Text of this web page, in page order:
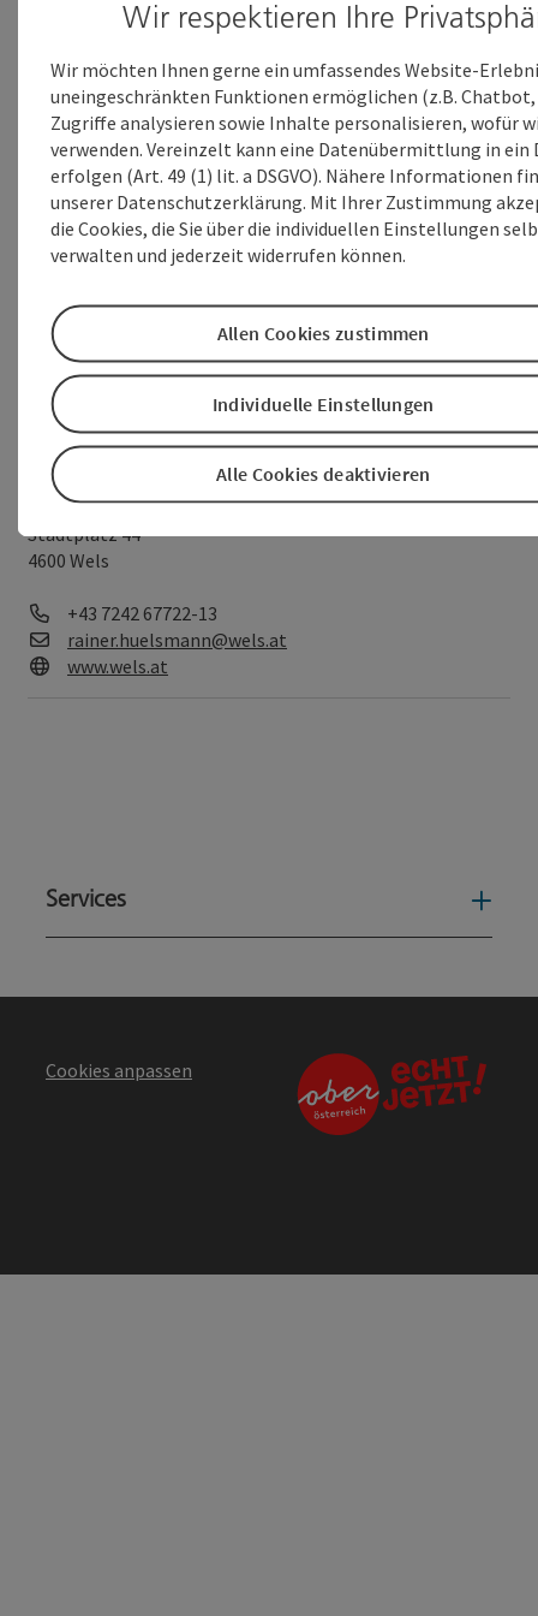
Dokumente:
Foto_EÖ_Kaiser_s__c__WMT.jpg (1 MB)
(152 KB)
Pressekontakt
Mag. Rainer Hülsmann
Wels Marketing & Touristik GmbH
Stadtplatz 44
4600 Wels
Telefon
+43 7242 67722-13
E-Mail
rainer.huelsmann@wels.at
Web
www.wels.at
Services
Cookies anpassen
Wir respektieren Ihre
Wir möchten Ihnen gerne ein umfassendes Website-
uneingeschränkten Funktionen ermöglichen (z.B. Chatbot,
Zugriffe analysieren sowie Inhalte personalisieren, wofür
verwenden. Vereinzelt kann eine Datenübermittlung in
erfolgen (Art. 49 (1) lit. a DSGVO). Nähere Informationen
unserer Datenschutzerklärung. Mit Ihrer Zustimmung
die Cookies, die Sie über die individuellen Einstellungen
verwalten und jederzeit widerrufen können.
Alle Cookies deaktivieren
Individuelle Einstellungen
Allen Cookies zustimmen